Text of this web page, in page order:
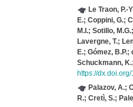
Le Traon,
E.; Coppini, G.;
M.I.; Sotillo,
Lavergne, T.;
E.; Gómez,
Schuckmann,
https://
Palazov, A.;
R.; Cretì, S.;